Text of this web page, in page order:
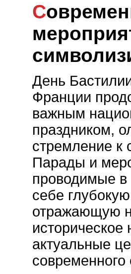
Современные парады и
День
Франции
важным
праздником,
стремление к
Парады и
проводимые в
себе
отражающую
историческое
актуальные